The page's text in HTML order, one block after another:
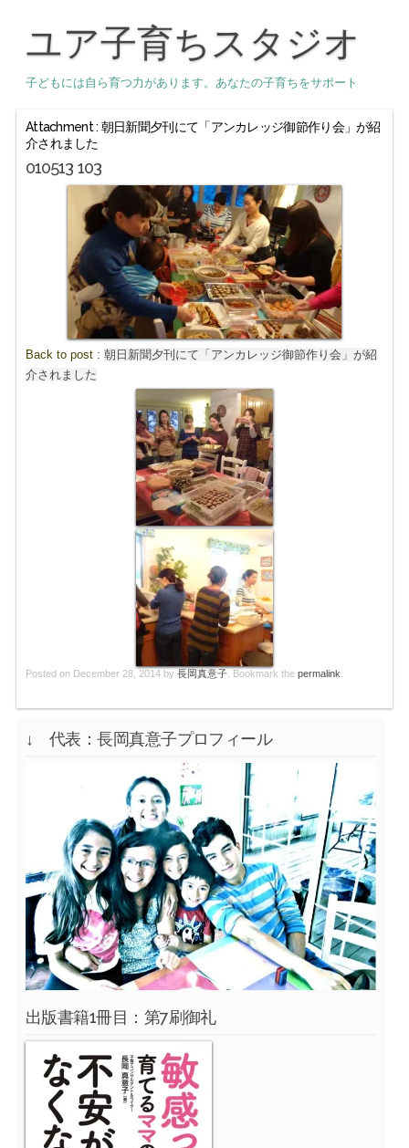
ユア子育ちスタジオ
子どもには自ら育つ力があります。あなたの子育ちをサポート
Attachment : 朝日新聞夕刊にて「アンカレッジ御節作り会」が紹
介されました
010513 103
Back to post : 朝日新聞夕刊にて「アンカレッジ御節作り会」が紹
介されました
Posted on December 28, 2014 by 長岡真意子. Bookmark the permalink
↓ 代表：長岡真意子プロフィール
出版書籍1冊目：第7刷御礼